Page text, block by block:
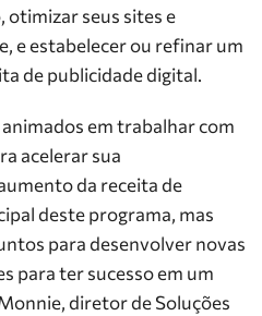
seus sites e
e estabelecer ou refinar um
de publicidade digital.
em trabalhar com
acelerar sua
da receita de
deste programa, mas
para desenvolver novas
para ter sucesso em um
diretor de Soluções